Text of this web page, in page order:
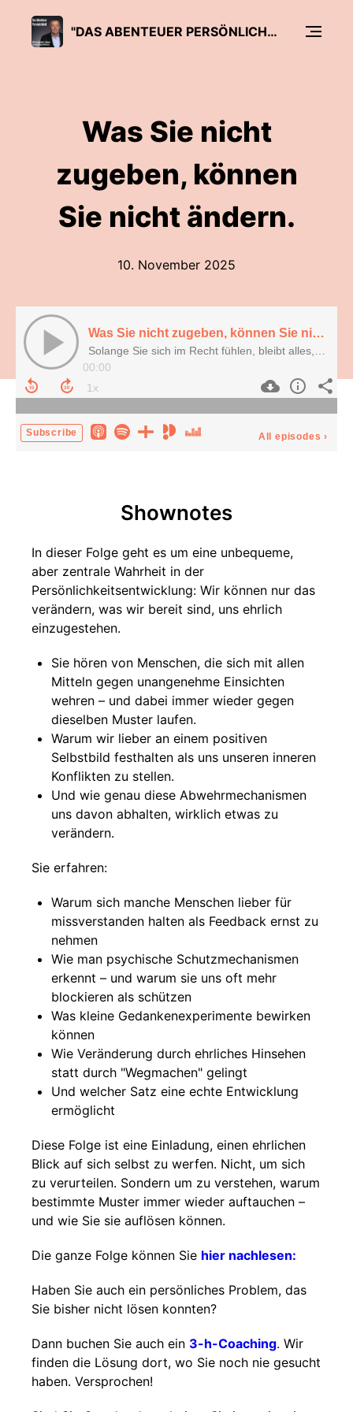
"DAS ABENTEUER PERSÖNLICHKEIT" VON ROLAND KOPP-WICHMANN
Was Sie nicht
zugeben, können
Sie nicht ändern.
10. November 2025
Was Sie nicht zugeben, können Sie nicht ändern.
00:00
Subscribe All episodes ›
Shownotes
In dieser Folge geht es um eine unbequeme,
aber zentrale Wahrheit in der
Persönlichkeitsentwicklung: Wir können nur das
verändern, was wir bereit sind, uns ehrlich
einzugestehen.
Sie hören von Menschen, die sich mit allen
Mitteln gegen unangenehme Einsichten
wehren – und dabei immer wieder gegen
dieselben Muster laufen.
Warum wir lieber an einem positiven
Selbstbild festhalten als uns unseren inneren
Konflikten zu stellen.
Und wie genau diese Abwehrmechanismen
uns davon abhalten, wirklich etwas zu
verändern.
Sie erfahren:
Warum sich manche Menschen lieber für
missverstanden halten als Feedback ernst zu
nehmen
Wie man psychische Schutzmechanismen
erkennt – und warum sie uns oft mehr
blockieren als schützen
Was kleine Gedankenexperimente bewirken
können
Wie Veränderung durch ehrliches Hinsehen
statt durch "Wegmachen" gelingt
Und welcher Satz eine echte Entwicklung
ermöglicht
Diese Folge ist eine Einladung, einen ehrlichen
Blick auf sich selbst zu werfen. Nicht, um sich
zu verurteilen. Sondern um zu verstehen, warum
bestimmte Muster immer wieder auftauchen –
und wie Sie sie auflösen können.
Die ganze Folge können Sie hier nachlesen:
Haben Sie auch ein persönliches Problem, das
Sie bisher nicht lösen konnten?
Dann buchen Sie auch ein 3-h-Coaching. Wir
finden die Lösung dort, wo Sie noch nie gesucht
haben. Versprochen!